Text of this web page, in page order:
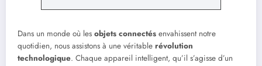
Dans un monde où les objets connectés envahissent notre
quotidien, nous assistons à une véritable révolution
technologique. Chaque appareil intelligent, qu’il s’agisse d’un